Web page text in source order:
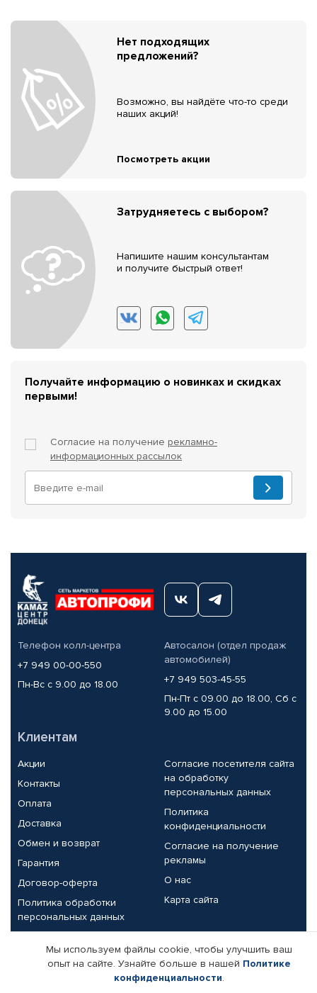
Нет подходящих
предложений?
Возможно, вы найдёте что-то среди
наших акций!
Посмотреть акции
Затрудняетесь с выбором?
Напишите нашим консультантам
и получите быстрый ответ!
Получайте информацию о новинках и скидках
первыми!
Согласие на получение рекламно-
информационных рассылок
Телефон колл-центра
+7 949 00-00-550
Пн-Вс с 9.00 до 18.00
Автосалон (отдел продаж
автомобилей)
+7 949 503-45-55
Пн-Пт с 09.00 до 18.00, Сб с
9.00 до 15.00
Клиентам
Акции
Контакты
Оплата
Доставка
Обмен и возврат
Гарантия
Договор-оферта
Политика обработки
персональных данных
Согласие посетителя сайта
на обработку
персональных данных
Политика
конфиденциальности
Согласие на получение
рекламы
О нас
Карта сайта
Партнерам
Корпоративным клиентам
Реквизиты компании
Мы используем файлы cookie, чтобы улучшить ваш
опыт на сайте. Узнайте больше в нашей Политике
конфиденциальности.